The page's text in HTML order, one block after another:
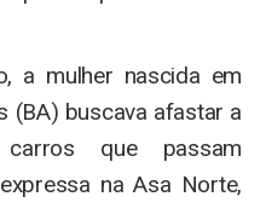
a mulher nascida em
(BA) buscava afastar a
que passam
na Asa Norte,